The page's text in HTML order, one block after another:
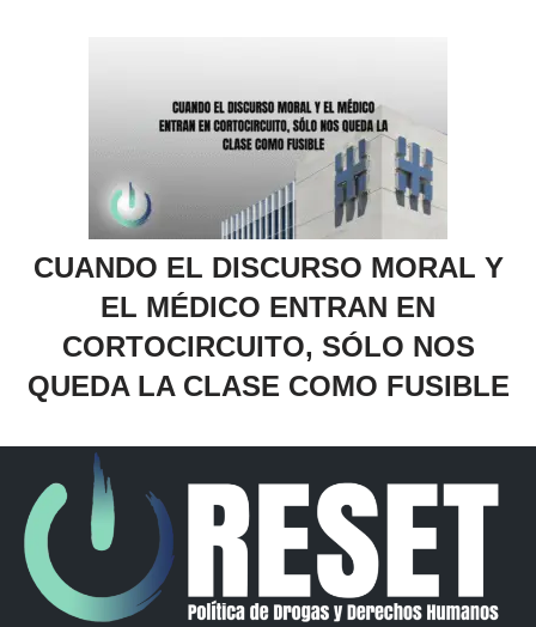
CUANDO EL DISCURSO MORAL Y
EL MÉDICO ENTRAN EN
CORTOCIRCUITO, SÓLO NOS
QUEDA LA CLASE COMO FUSIBLE